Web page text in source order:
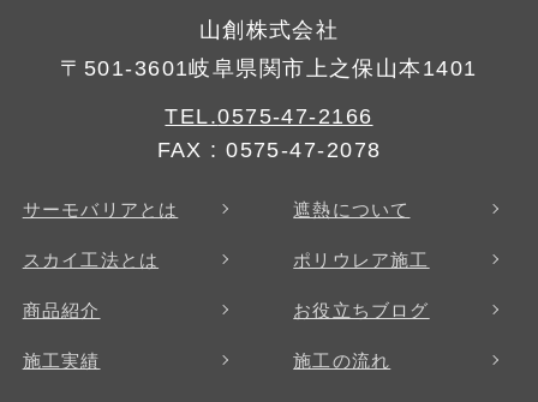
山創株式会社
〒501-3601岐阜県関市上之保山本1401
TEL.0575-47-2166
FAX : 0575-47-2078
サーモバリアとは 遮熱について
スカイ工法とは ポリウレア施工
商品紹介 お役立ちブログ
施工実績 施工の流れ